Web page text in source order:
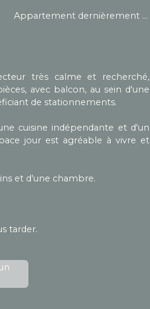
Appartement dernièrement rénové
très calme et recherché,
avec balcon, au sein d'une
de stationnements.
cuisine indépendante et d'un
jour est agréable à vivre et
et d'une chambre.
tarder.